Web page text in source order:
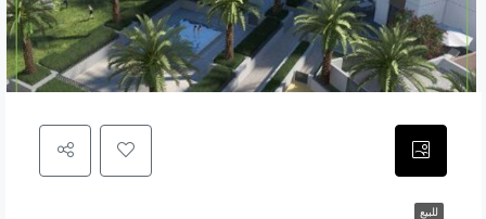
للبيع